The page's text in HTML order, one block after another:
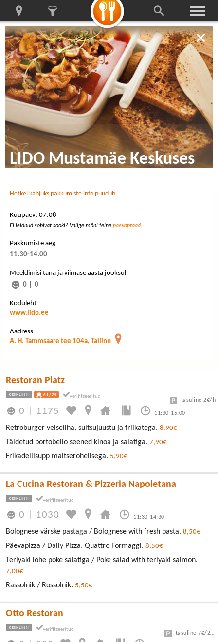
LIDO Mustamäe Keskuses
Hetkel kahjuks pakkumiste info puudub.
Kuupäev: 07.08
Ei leidnud sobivat sööki? Valige mõni teine päevapraad.
Pakkumiste aeg
11:30-14:00
Meeldimisi täna ja viimase aasta jooksul
0
0
Koduleht
www.lido.ee
Aadress
A. H. Tammsaare tee 104a, Tallinn
Restoran Platz
KESKLINN 61/24
0 1175 11:30-15:00
tasuline 2€/h
Retroburger veiseliha, suitsujuustu ja friikatega. 8,90€
Täidetud portobello seened kinoa ja salatiga. 7,90€
Frikadellisupp maitserohelisega. 5,90€
La Cucina Restoran & Pizzeria Napoletana
KESKLINN
0 1030 11:30-14:30
Bolognese värske pastaga / Bolognese with fresh pasta. 8,50€
Päevapizza / Daily Pizza: Quattro Formaggi. 8,50€
Teriyaki lõhe poke salatiga / Poke salad with teriyaki salmon.
7,00€
Rassolnik / Rossolnik. 5,50€
Otto Restoran
KESKLINN
tasuline 7€/24h